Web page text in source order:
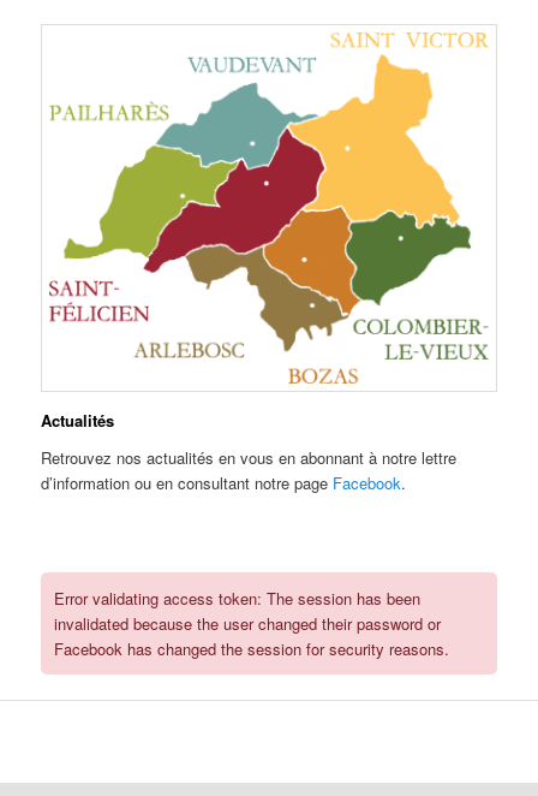
Actualités
Retrouvez nos actualités en vous en abonnant à notre lettre
d’information ou en consultant notre page Facebook.
Error validating access token: The session has been
invalidated because the user changed their password or
Facebook has changed the session for security reasons.